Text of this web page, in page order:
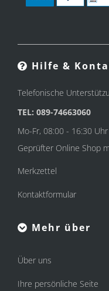
Hilfe &
Telefonische
TEL: 089-74663060
Mo-Fr, 08:00 - 16:30 Uhr
Geprüfter Online Shop
Merkzettel
Kontaktformular
Mehr über
Über uns
Ihre persönliche Seite